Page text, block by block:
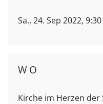
Sa., 24. Sep 2022,
WO
Kirche im Herzen